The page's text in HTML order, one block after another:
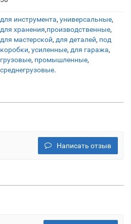
для инструмента, универсальные,
для хранения,производственные,
для мастерской, для деталей, под
коробки, усиленные, для гаража,
грузовые, промышленные,
среднегрузовые.
Написать отзыв